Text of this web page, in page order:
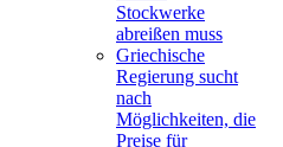
Stockwerke
abreißen muss
Griechische
Regierung sucht
nach
Möglichkeiten, die
Preise für